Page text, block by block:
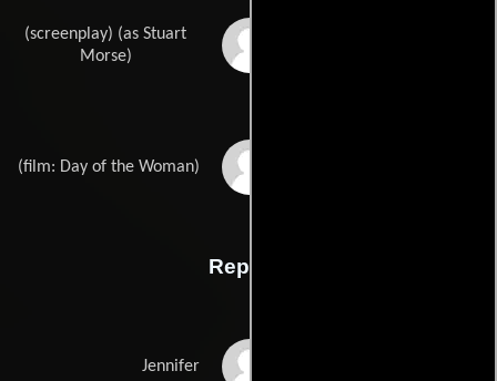
(screenplay) (as Stuart
Morse)
(film: Day of the Woman)
Reparto
Jennifer